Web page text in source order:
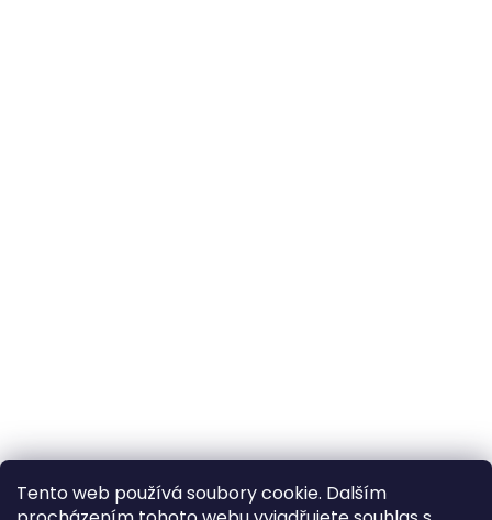
Tento web používá soubory cookie. Dalším